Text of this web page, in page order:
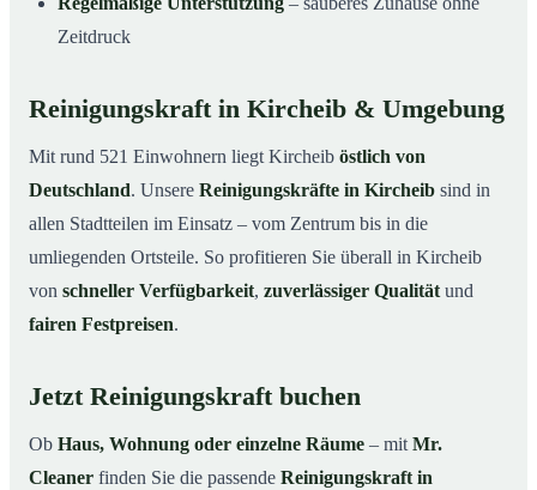
Zeitdruck
Reinigungskraft in Kircheib & Umgebung
Mit rund 521 Einwohnern liegt Kircheib östlich von
Deutschland. Unsere Reinigungskräfte in Kircheib sind in
allen Stadtteilen im Einsatz – vom Zentrum bis in die
umliegenden Ortsteile. So profitieren Sie überall in Kircheib
von schneller Verfügbarkeit, zuverlässiger Qualität und
fairen Festpreisen.
Jetzt Reinigungskraft buchen
Ob Haus, Wohnung oder einzelne Räume – mit Mr.
Cleaner finden Sie die passende Reinigungskraft in